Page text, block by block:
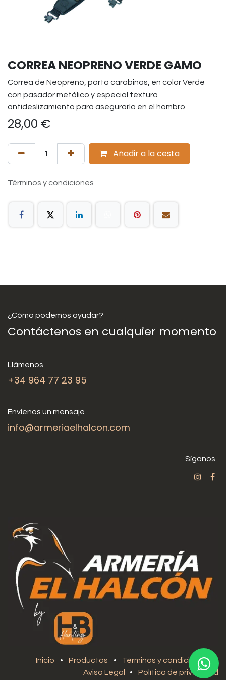
CORREA NEOPRENO VERDE GAMO
Correa de Neopreno, porta carabinas, en color Verde
con pasador metálico y especial textura
antideslizamiento para asegurarla en el hombro
28,00 €
Añadir a la cesta
Términos y condiciones
¿Cómo podemos ayudar?
Contáctenos en cualquier momento
Llámenos
+34 964 77 23 95
Envíenos un mensaje
info@armeriaelhalcon.com
Síganos
Inicio • Productos • Términos y condiciones
•
Aviso Legal
• Política de privacidad